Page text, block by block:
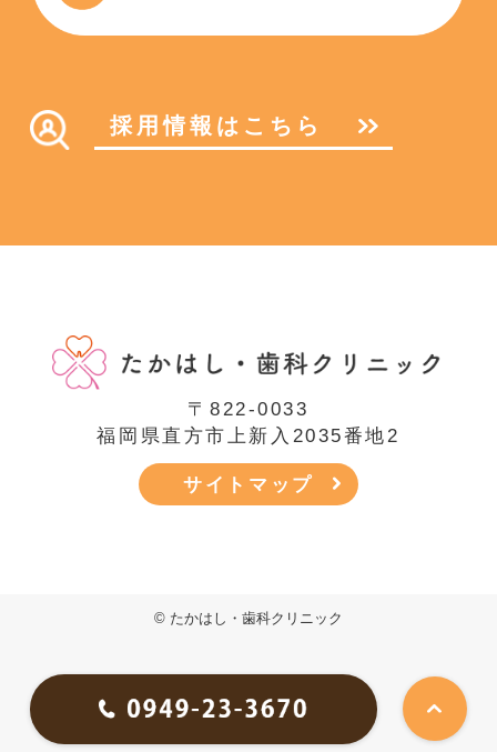
採用情報はこちら
〒822-0033
福岡県直方市上新入2035番地2
サイトマップ
© たかはし・歯科クリニック